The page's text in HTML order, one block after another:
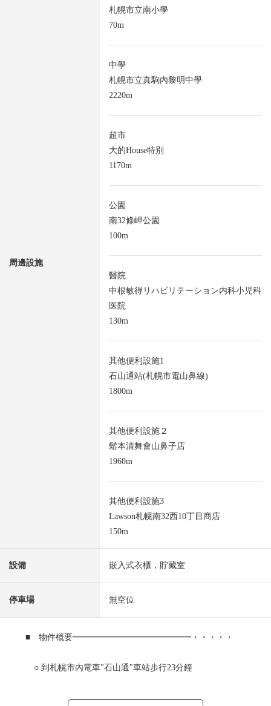
周邊設施
札幌市立南小學
70m
中學
札幌市立真駒內黎明中學
2220m
超市
大的House特別
1170m
公園
南32條岬公園
100m
醫院
中根敏得リハビリテーション内科小児科
医院
130m
其他便利設施1
石山通站(札幌市電山鼻線)
1800m
其他便利設施２
鬆本清舞會山鼻子店
1960m
其他便利設施3
Lawson札幌南32西10丁目商店
150m
設備 嵌入式衣櫃，貯藏室
停車場 無空位
■ 物件概要━━━━━━━━━━━━━━・・・・・
○ 到札幌市內電車"石山通"車站步行23分鐘
○ 光照在朝南的陽台良好